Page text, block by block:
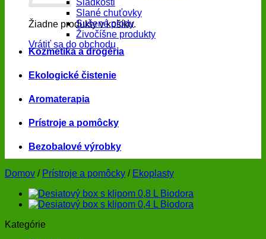
Žiadne produkty v košíku.
Vrátiť sa do obchodu
Sladkosti
Slané chuťovky
Sušené plody
Živočíšne produkty
Kozmetika a drogéria
Ekologické čistenie
Aromaterapia
Prístroje a pomôcky
Bezobalové výrobky
Domov / Prístroje a pomôcky / Ekoplasty
Kategórie